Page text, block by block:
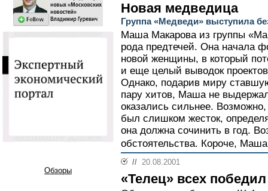
Обзоры
Новая медведица
Группа «Медведи» выступила
Маша Макарова из группы
рода предтечей. Она начала
новой женщины, в который
и еще целый выводок
Однако, подарив миру
пару хитов, Маша не
оказались сильнее.
был слишком жесток,
она должна сочинить в год.
обстоятельства. Короче,
// 20.08.2001
«Телец» всех победил